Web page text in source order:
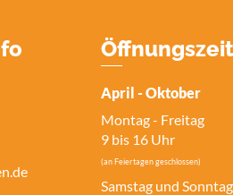
April - Oktober
Montag - Freitag
9 bis 16 Uhr
(an Feiertagen geschlossen)
Samstag und Sonntag